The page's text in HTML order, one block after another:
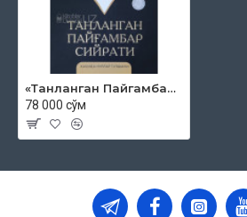
«Танланган Пайгамбар Сийрати ҳақида нурлар гулшани»
78 000 сўм